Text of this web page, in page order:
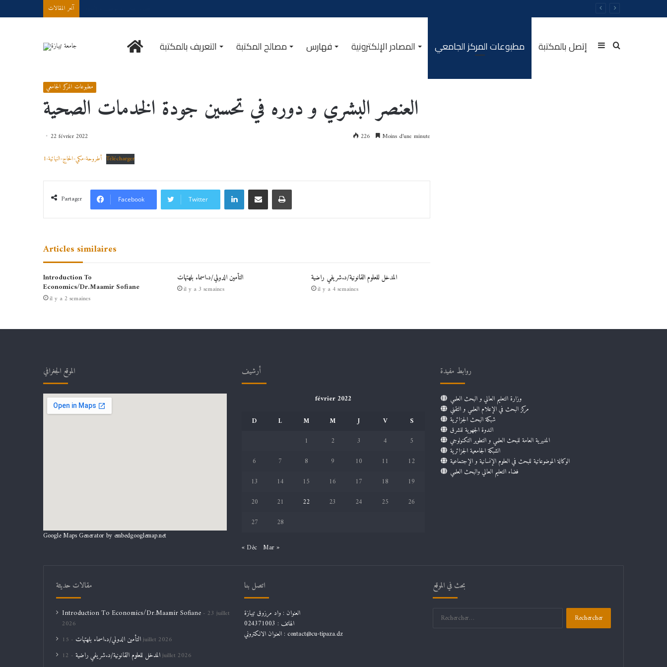
آخر المقالات
الرئيسيةالتعريف بالمكتبة مصالح المكتبة فهارس المصادر الإلكترونية مطبوعات المركز الجامعي إتصل بالمكتبة Rechercher
Sidebar
مطبوعات المركز الجامعي
العنصر البشري و دوره في تحسين جودة الخدمات الصحية
22 février 2022 226 Moins d’une minute
أطروحة-مكي-الحاج-النهائية-1 Télécharger
Partager Facebook Twitter
Linkedin Partager par email Imprimer
Articles similaires
Introduction To
Economics/Dr.Maamir Sofiane
il y a 2 semaines
التأمين الدولي/د.اسماء بلهتهات
il y a 3 semaines
المدخل للعلوم القانونية/د.شريفي راضية
il y a 4 semaines
الموقع الجغرافي
Google Maps Generator by embedgooglemap.net
أرشيف
février 2022
D
L M M J V
S
1
2 3 4
5
6
7 8 9 10 11
12
13
14 15 16 17 18
19
20
21 22 23 24 25
26
27
28
« Déc Mar »
روابط مفيدة
وزارة التعليم العالي و البحث العلمي
مركز البحث في الإعلام العلمي و التقني
شبكة البحث الجزائرية
الندوة الجهوية للشرق
المديرية العامة للبحث العلمي و التطوير التكنولوجي
الشبكة الجامعية الجزائرية
الوكالة الموضوعاتية للبحث في العلوم الإنسانية و الإجتماعية
فضاء التعليم العالي والبحث العلمي
مقالات حديثة
Introduction To Economics/Dr.Maamir Sofiane
23 juillet
2026
التأمين الدولي/د.اسماء بلهتهات15 juillet 2026
المدخل للعلوم القانونية/د.شريفي راضية12 juillet 2026
اتصل بنا
العنوان : واد مرزوق تيبازة
الهاتف : 024371003
العنوان الالكتروني : contact@cu-tipaza.dz
بحث في الموقع
Rechercher :